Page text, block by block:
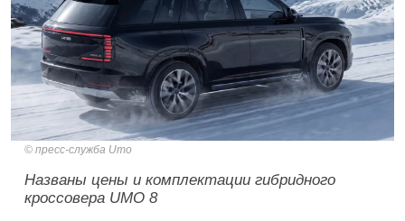
пресс-служба Umo
Названы цены и комплектации гибридного
кроссовера UMO 8